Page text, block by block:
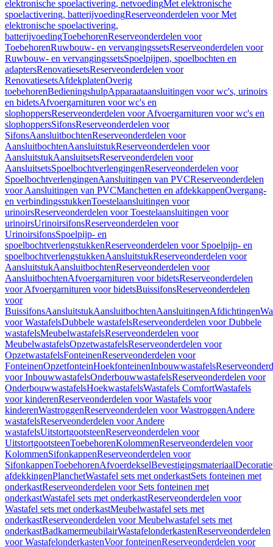
elektronische spoelactivering, netvoedingMet elektronische
spoelactivering, batterijvoedingReserveonderdelen voor Met
elektronische spoelactivering,
batterijvoedingToebehorenReserveonderdelen voor
ToebehorenRuwbouw- en vervangingssetsReserveonderdelen voor
Ruwbouw- en vervangingssetsSpoelpijpen, spoelbochten en
adaptersRenovatiesetsReserveonderdelen voor
RenovatiesetsAfdekplatenOverig
toebehorenBedieningshulpApparaataansluitingen voor wc's, urinoirs
en bidetsAfvoergarnituren voor wc's en
slophoppersReserveonderdelen voor Afvoergarnituren voor wc's en
slophoppersSifonsReserveonderdelen voor
SifonsAansluitbochtenReserveonderdelen voor
AansluitbochtenAansluitstukReserveonderdelen voor
AansluitstukAansluitsetsReserveonderdelen voor
AansluitsetsSpoelbochtverlengingenReserveonderdelen voor
SpoelbochtverlengingenAansluitingen van PVCReserveonderdelen
voor Aansluitingen van PVCManchetten en afdekkappenOvergang-
en verbindingsstukkenToestelaansluitingen voor
urinoirsReserveonderdelen voor Toestelaansluitingen voor
urinoirsUrinoirsifonsReserveonderdelen voor
UrinoirsifonsSpoelpijp- en
spoelbochtverlengstukkenReserveonderdelen voor Spoelpijp- en
spoelbochtverlengstukkenAansluitstukReserveonderdelen voor
AansluitstukAansluitbochtenReserveonderdelen voor
AansluitbochtenAfvoergarnituren voor bidetsReserveonderdelen
voor Afvoergarnituren voor bidetsBuissifonsReserveonderdelen
voor
BuissifonsAansluitstukAansluitbochtenAansluitingenAfdichtingen
voor WastafelsDubbele wastafelsReserveonderdelen voor Dubbele
wastafelsMeubelwastafelsReserveonderdelen voor
MeubelwastafelsOpzetwastafelsReserveonderdelen voor
OpzetwastafelsFonteinenReserveonderdelen voor
FonteinenOpzetfonteinHoekfonteinenInbouwwastafels
voor InbouwwastafelsOnderbouwwastafelsReserveonderdelen voor
OnderbouwwastafelsHoekwastafelsWastafels ComfortWastafels
voor kinderenReserveonderdelen voor Wastafels voor
kinderenWastroggenReserveonderdelen voor WastroggenAndere
wastafelsReserveonderdelen voor Andere
wastafelsUitstortgootsteenReserveonderdelen voor
UitstortgootsteenToebehorenKolommenReserveonderdelen voor
KolommenSifonkappenReserveonderdelen voor
SifonkappenToebehorenAfvoerdekselBevestigingsmateriaal
afdekkingenPlanchetWastafel sets met onderkastSets fonteinen met
onderkastReserveonderdelen voor Sets fonteinen met
onderkastWastafel sets met onderkastReserveonderdelen voor
Wastafel sets met onderkastMeubelwastafel sets met
onderkastReserveonderdelen voor Meubelwastafel sets met
onderkastBadkamermeubilairWastafelonderkastenReserveonderdelen
voor WastafelonderkastenVoor fonteinenReserveonderdelen voor